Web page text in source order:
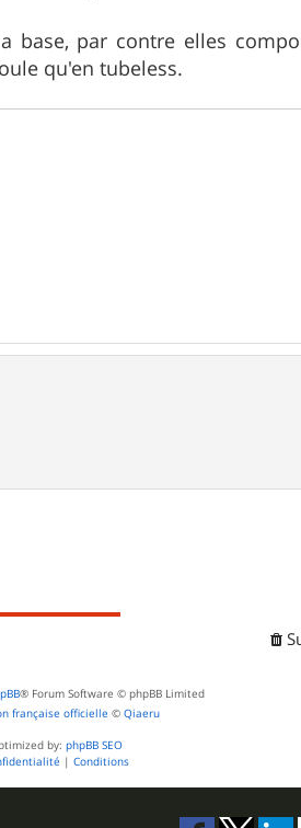
base, par contre elles
qu'en tubeless.
® Forum Software © phpBB Limited
française officielle © Qiaeru
by: phpBB SEO
| Conditions